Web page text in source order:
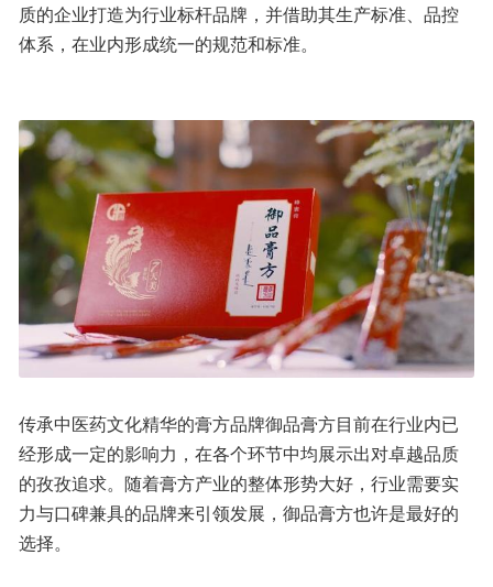
质的企业打造为行业标杆品牌，并借助其生产标准、品控
体系，在业内形成统一的规范和标准。
传承中医药文化精华的膏方品牌御品膏方目前在行业内已
经形成一定的影响力，在各个环节中均展示出对卓越品质
的孜孜追求。随着膏方产业的整体形势大好，行业需要实
力与口碑兼具的品牌来引领发展，御品膏方也许是最好的
选择。